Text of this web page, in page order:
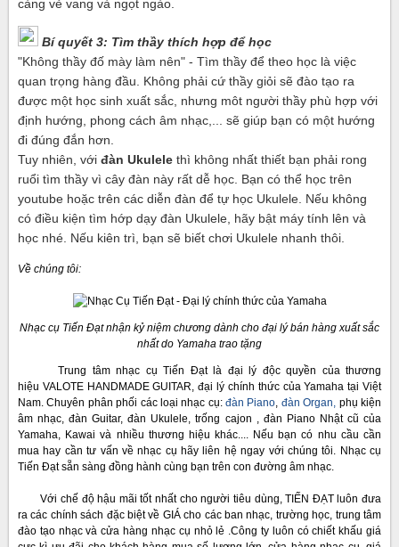
càng vẻ vang và ngọt ngào.
Bí quyết 3: Tìm thầy thích hợp để học
"Không thầy đố mày làm nên" - Tìm thầy để theo học là việc
quan trọng hàng đầu. Không phải cứ thầy giỏi sẽ đào tạo ra
được một học sinh xuất sắc, nhưng môt người thầy phù hợp với
định hướng, phong cách âm nhạc,... sẽ giúp bạn có một hướng
đi đúng đắn hơn.
Tuy nhiên, với đàn Ukulele thì không nhất thiết bạn phải rong
ruổi tìm thầy vì cây đàn này rất dễ học. Bạn có thể học trên
youtube hoặc trên các diễn đàn để tự học Ukulele. Nếu không
có điều kiện tìm hớp dạy đàn Ukulele, hãy bật máy tính lên và
học nhé. Nếu kiên trì, bạn sẽ biết chơi Ukulele nhanh thôi.
Về chúng tôi:
Nhạc cụ Tiến Đạt nhận kỷ niệm chương dành cho đại lý bán hàng xuất sắc
nhất do Yamaha trao tặng
Trung tâm nhạc cụ Tiến Đạt là đại lý độc quyền của thương
hiệu VALOTE HANDMADE GUITAR, đại lý chính thức của Yamaha tại Việt
Nam. Chuyên phân phối các loại nhạc cụ:đàn Piano, đàn Organ, phụ kiện
âm nhạc, đàn Guitar, đàn Ukulele, trống cajon , đàn Piano Nhật cũ của
Yamaha, Kawai và nhiều thương hiệu khác.... Nếu bạn có nhu cầu cần
mua hay cần tư vấn về nhạc cụ hãy liên hệ ngay với chúng tôi. Nhạc cụ
Tiến Đạt sẵn sàng đồng hành cùng bạn trên con đường âm nhạc.
Với chế độ hậu mãi tốt nhất cho người tiêu dùng, TIẾN ĐẠT luôn đưa
ra các chính sách đặc biệt về GIÁ cho các ban nhạc, trường học, trung tâm
đào tạo nhạc và cửa hàng nhạc cụ nhỏ lẻ .Công ty luôn có chiết khấu giá